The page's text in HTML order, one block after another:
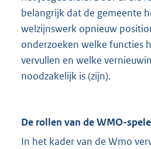
belangrijk dat de gemeente
welzijnswerk opnieuw
onderzoeken welke functies
vervullen en welke
noodzakelijk is (zijn).
De rollen van de WMO-
In het kader van de Wmo